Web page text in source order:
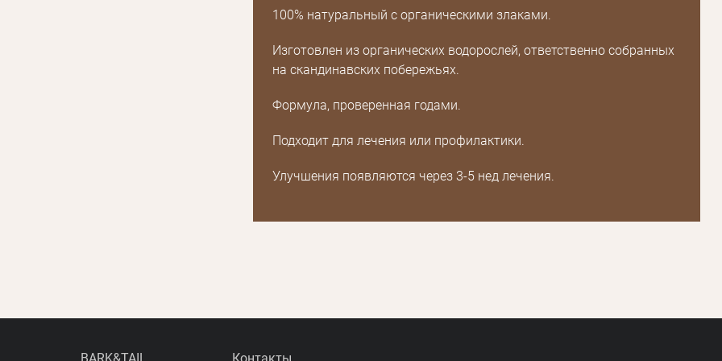
100% натуральный с органическими злаками.
Изготовлен из органических водорослей, ответственно собранных
на скандинавских побережьях.
Формула, проверенная годами.
Подходит для лечения или профилактики.
Улучшения появляются через 3-5 нед лечения.
Получать уведомления о новинках,скидках,
Зарегистрироваться